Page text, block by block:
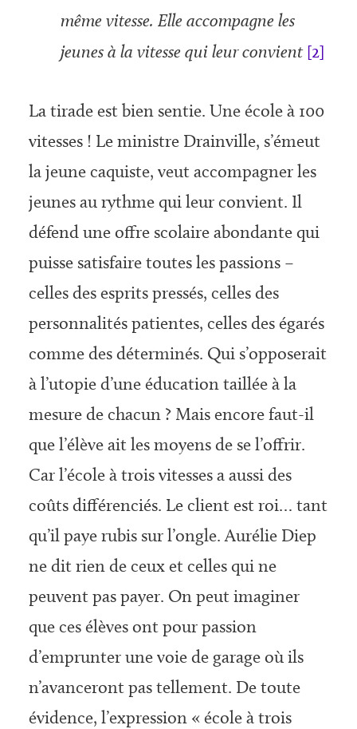
même vitesse. Elle accom­pagne les
jeunes à la vitesse qui leur convient [2]
La tirade est bien sentie. Une école à 100
vitesses ! Le ministre Drainville, s’émeut
la jeune caquiste, veut accompagner les
jeunes au rythme qui leur convient. Il
défend une offre sco­laire abondante qui
puisse satisfaire toutes les passions –
celles des esprits pressés, celles des
personnalités patientes, celles des égarés
comme des déterminés. Qui s’opposerait
à l’utopie d’une éducation taillée à la
mesure de chacun ? Mais encore faut-il
que l’élève ait les moyens de se l’offrir.
Car l’école à trois vitesses a aussi des
coûts différenciés. Le client est roi… tant
qu’il paye rubis sur l’ongle. Aurélie Diep
ne dit rien de ceux et celles qui ne
peuvent pas payer. On peut imaginer
que ces élèves ont pour passion
d’emprunter une voie de garage où ils
n’avanceront pas tellement. De toute
évidence, l’expression « école à trois